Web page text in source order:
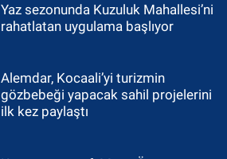
Yaz sezonunda Kuzuluk Mahallesi’ni
rahatlatan uygulama başlıyor
Alemdar, Kocaali’yi turizmin
gözbebeği yapacak sahil projelerini
ilk kez paylaştı